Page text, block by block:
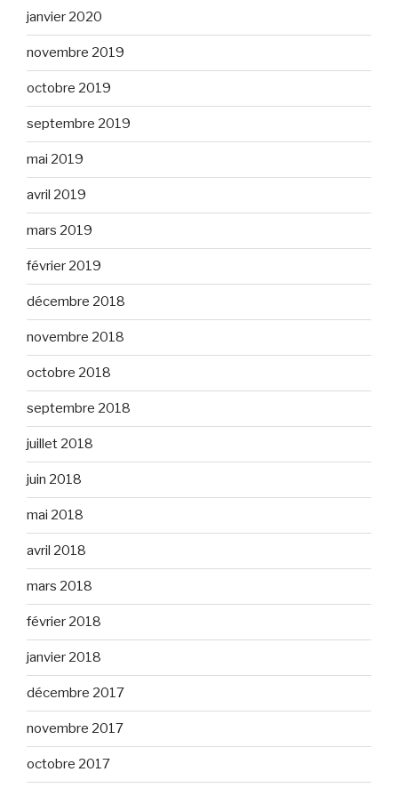
janvier 2020
novembre 2019
octobre 2019
septembre 2019
mai 2019
avril 2019
mars 2019
février 2019
décembre 2018
novembre 2018
octobre 2018
septembre 2018
juillet 2018
juin 2018
mai 2018
avril 2018
mars 2018
février 2018
janvier 2018
décembre 2017
novembre 2017
octobre 2017